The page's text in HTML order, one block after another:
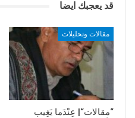
قد يعجبك ايضا
مقالات وتحليلات
“مقالات“| عِنْدَما يَغِيب